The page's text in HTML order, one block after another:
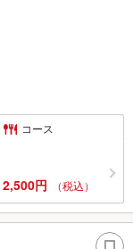
コース
2,500円 （税込）